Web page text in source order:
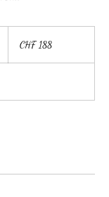
Franken
CHF 188